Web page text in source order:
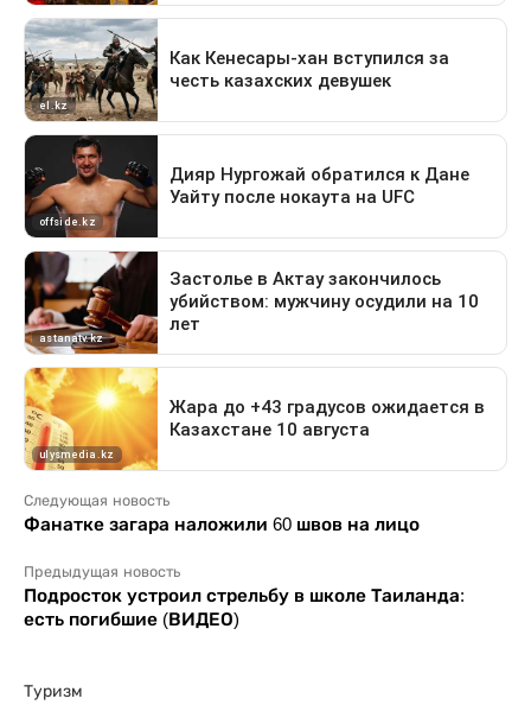
Следующая новость
Фанатке загара наложили 60 швов на лицо
Предыдущая новость
Подросток устроил стрельбу в школе Таиланда:
есть погибшие (ВИДЕО)
Туризм